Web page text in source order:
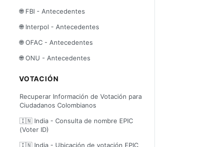
🌐 FBI - Antecedentes
🌐 Interpol - Antecedentes
🌐 OFAC - Antecedentes
🌐 ONU - Antecedentes
VOTACIÓN
Recuperar Información de Votación para
Ciudadanos Colombianos
🇮🇳 India - Consulta de nombre EPIC
(Voter ID)
🇮🇳 India - Ubicación de votación EPIC